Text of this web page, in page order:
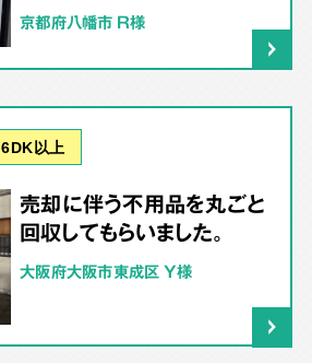
京都府八幡市 R様
6DK以上
売却に伴う不用品を丸ごと
回収してもらいました。
大阪府大阪市東成区 Y様